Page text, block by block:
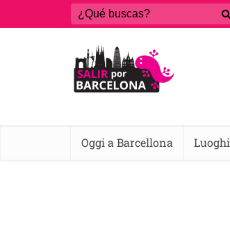
Oggi a Barcellona Luoghi